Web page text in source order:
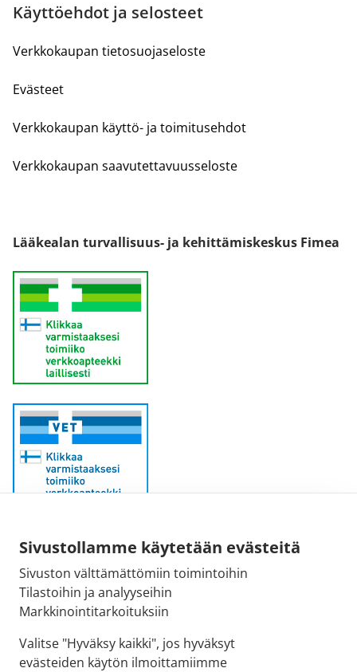
Sivustollamme käytetään evästeitä
Sivuston välttämättömiin toimintoihin
Tilastoihin ja analyyseihin
Markkinointitarkoituksiin
Valitse "Hyväksy kaikki", jos hyväksyt
evästeiden käytön ilmoittamiimme
Käyttöehdot ja selosteet
Verkkokaupan tietosuojaseloste
Evästeet
Verkkokaupan käyttö- ja toimitusehdot
Verkkokaupan saavutettavuusseloste
Lääkealan turvallisuus- ja kehittämiskeskus Fimea
Sähköpostiosoite:
kirjaamo@fimea.fi
Fimean vaihde:
029 522 3341